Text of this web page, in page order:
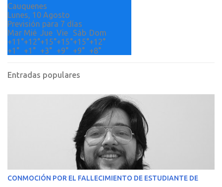
Cauquenes
Lunes, 10 Agosto
Previsión para 7 días
Mar Mié Jue Vie Sáb Dom
+11°+12°+15°+15°+15°+12°
+1° +1° +3° +9° +9° +8°
Entradas populares
CONMOCIÓN POR EL FALLECIMIENTO DE ESTUDIANTE DE